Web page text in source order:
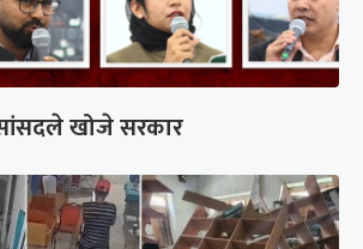
खोजे सरकार